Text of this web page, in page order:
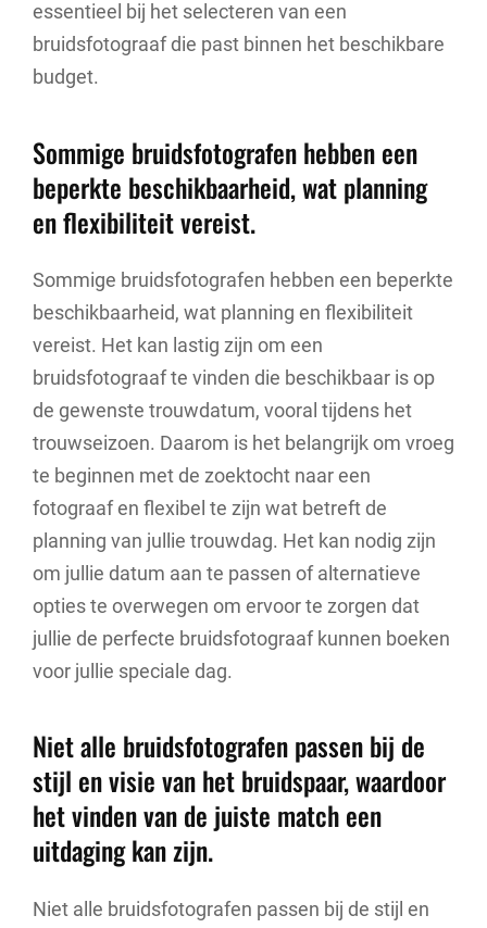
essentieel bij het selecteren van een
bruidsfotograaf die past binnen het beschikbare
budget.
Sommige bruidsfotografen hebben een
beperkte beschikbaarheid, wat planning
en flexibiliteit vereist.
Sommige bruidsfotografen hebben een beperkte
beschikbaarheid, wat planning en flexibiliteit
vereist. Het kan lastig zijn om een
bruidsfotograaf te vinden die beschikbaar is op
de gewenste trouwdatum, vooral tijdens het
trouwseizoen. Daarom is het belangrijk om vroeg
te beginnen met de zoektocht naar een
fotograaf en flexibel te zijn wat betreft de
planning van jullie trouwdag. Het kan nodig zijn
om jullie datum aan te passen of alternatieve
opties te overwegen om ervoor te zorgen dat
jullie de perfecte bruidsfotograaf kunnen boeken
voor jullie speciale dag.
Niet alle bruidsfotografen passen bij de
stijl en visie van het bruidspaar, waardoor
het vinden van de juiste match een
uitdaging kan zijn.
Niet alle bruidsfotografen passen bij de stijl en